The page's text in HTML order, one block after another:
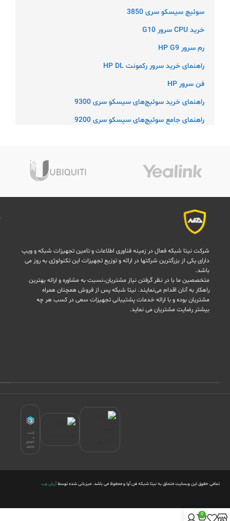
سوئیچ سیسکو سری 3850
خرید CPU سرور G10
رم سرور HP G9
راهنمای خرید سرور رکمونت HP DL
فن سرور HP
راهنمای خرید سوئیچ‌های سیسکو سری 9300
راهنمای جامع سوئیچ‌های سیسکو سری 9200
شرکت نیتا شبکه فعال در زمینه فناوری اطلاعات و تامین تجهیزات شبکه و ویپ
دارای یکی از بزرگترین شرکتها در ارائه و توزیع تجهیزات این تکنولوژی به روز می
باشد.
متخصصین ما با در نظر گرفتن نیاز مشتریان،نسبت به مشاوره و ارائه بهترین
راهکار به آنان اقدام می‌نمایند. نیتا شبکه پس از فروش همچنان همراه
مشتریان بوده و با ارائه خدمات پشتیبانی تجهیزات سعی در کسب هر چه
بیشتر رضایت مشتریان می نماید.
کسب
و
کارهای
مجازی
تمامی حقوق این وبسایت متعلق به نیتا شبکه فن آوا و محفوظ می باشد. میزبانی شده توسطآریان وب
0